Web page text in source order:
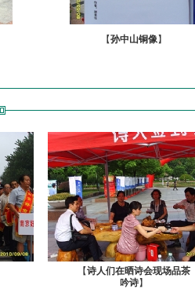
【孙中山铜像】
【诗人们在晒诗会现场品茶
吟诗】